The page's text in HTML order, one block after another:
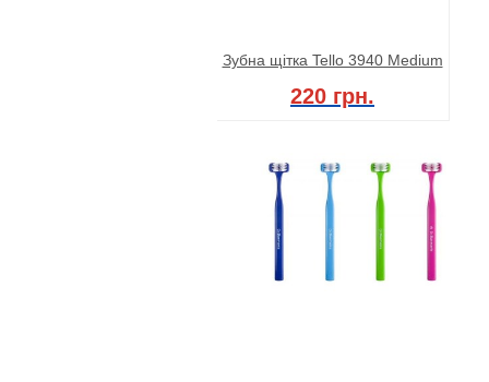
Зубна щітка Tello 3940 Medium
220 грн.